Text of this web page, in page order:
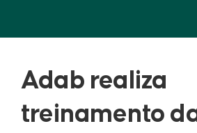
Adab realiza
treinamento